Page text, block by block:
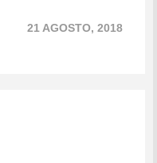
21 AGOSTO, 2018